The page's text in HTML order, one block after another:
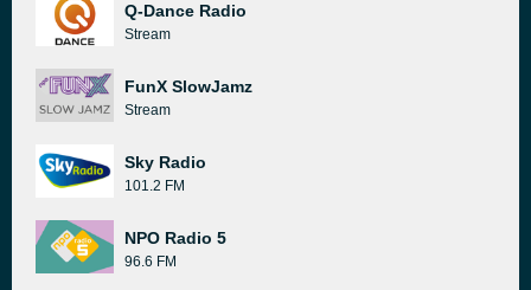
Q-Dance Radio
Stream
FunX SlowJamz
Stream
Sky Radio
101.2 FM
NPO Radio 5
96.6 FM